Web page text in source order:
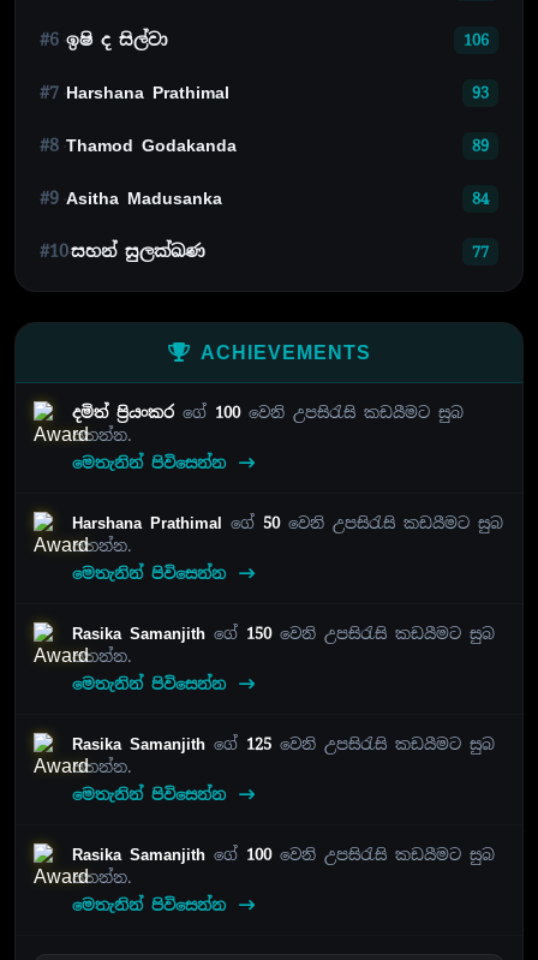
#6 ඉෂි ද සිල්වා 106
#7 Harshana Prathimal 93
#8 Thamod Godakanda 89
#9 Asitha Madusanka 84
#10සහන් සුලක්ඛණ 77
ACHIEVEMENTS
දමිත් ප්‍රියංකර ගේ 100වෙනි උපසිරැසි කඩයීමට සුබ
පතන්න.
මෙතැනින් පිවිසෙන්න
Harshana Prathimal ගේ 50වෙනි උපසිරැසි කඩයීමට සුබ
පතන්න.
මෙතැනින් පිවිසෙන්න
Rasika Samanjith ගේ 150වෙනි උපසිරැසි කඩයීමට සුබ
පතන්න.
මෙතැනින් පිවිසෙන්න
Rasika Samanjith ගේ 125 වෙනි උපසිරැසි කඩයීමට සුබ
පතන්න.
මෙතැනින් පිවිසෙන්න
Rasika Samanjith ගේ 100වෙනි උපසිරැසි කඩයීමට සුබ
පතන්න.
මෙතැනින් පිවිසෙන්න